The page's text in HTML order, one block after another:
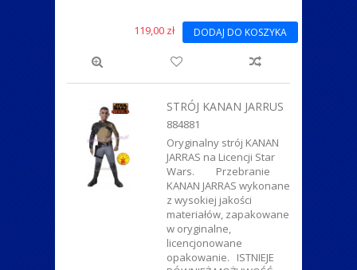
119,00 zł DODAJ DO KOSZYKA
STRÓJ KANAN JARRUS
884881
Oryginalny strój KANAN
JARRAS na Licencji Star
Wars. Przebranie
KANAN JARRAS wykonane
z wysokiej jakości
materiałów, zapakowane
w oryginalne,
licencjonowane
opakowanie. ISTNIEJE